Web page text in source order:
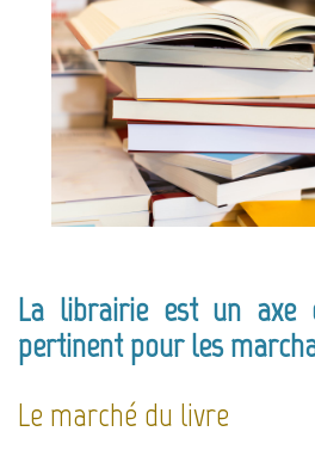
La librairie est un axe
pertinent pour les
Le marché du livre